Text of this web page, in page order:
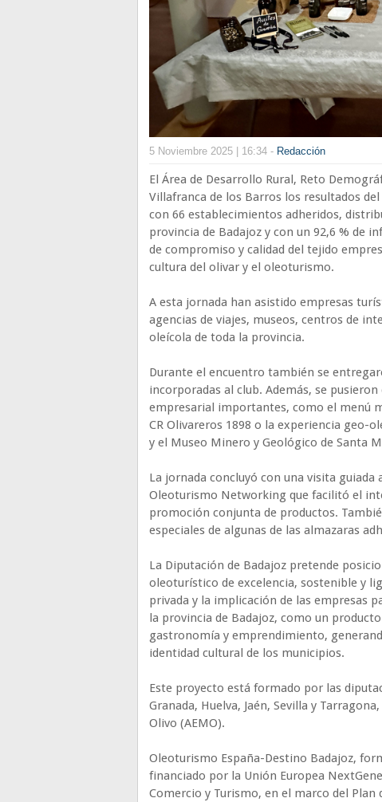
5 Noviembre 2025 | 16:34 - Redacción
El Área de Desarrollo Rural, Reto
Villafranca de los Barros los resultados
con 66 establecimientos adheridos,
provincia de Badajoz y con un 92,6 % de
de compromiso y calidad del tejido
cultura del olivar y el oleoturismo.
A esta jornada han asistido empresas
agencias de viajes, museos, centros de
oleícola de toda la provincia.
Durante el encuentro también se
incorporadas al club. Además, se
empresarial importantes, como el menú
CR Olivareros 1898 o la experiencia geo-
y el Museo Minero y Geológico de Santa
La jornada concluyó con una visita guiada
Oleoturismo Networking que facilitó el
promoción conjunta de productos.
especiales de algunas de las almazaras
La Diputación de Badajoz pretende
oleoturístico de excelencia, sostenible y
privada y la implicación de las empresas
la provincia de Badajoz, como un
gastronomía y emprendimiento,
identidad cultural de los municipios.
Este proyecto está formado por las
Granada, Huelva, Jaén, Sevilla y
Olivo (AEMO).
Oleoturismo España-Destino Badajoz,
financiado por la Unión Europea
Comercio y Turismo, en el marco del Plan